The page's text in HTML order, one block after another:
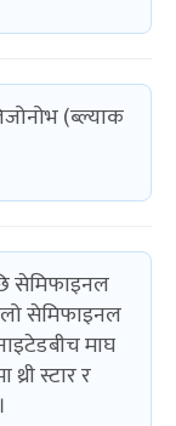
(ब्ल्याक
सेमिफाइनल
सेमिफाइनल
माघ
स्टार र